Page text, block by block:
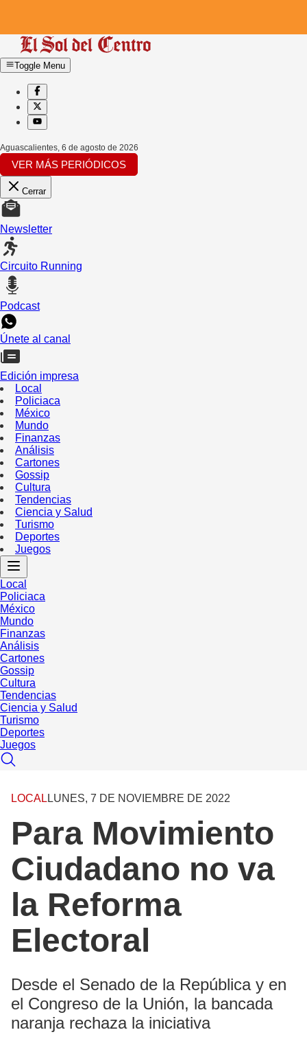
Toggle Menu
Aguascalientes, 6 de agosto de 2026
VER MÁS PERIÓDICOS
Cerrar
Newsletter
Circuito Running
Podcast
Únete al canal
Edición impresa
Local
Policiaca
México
Mundo
Finanzas
Análisis
Cartones
Gossip
Cultura
Tendencias
Ciencia y Salud
Turismo
Deportes
Juegos
Local
Policiaca
México
Mundo
Finanzas
Análisis
Cartones
Gossip
Cultura
Tendencias
Ciencia y Salud
Turismo
Deportes
Juegos
LOCAL LUNES, 7 DE NOVIEMBRE DE 2022
Para Movimiento
Ciudadano no va
la Reforma
Electoral
Desde el Senado de la República y en
el Congreso de la Unión, la bancada
naranja rechaza la iniciativa